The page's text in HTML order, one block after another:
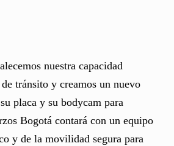
nuestra capacidad
tránsito y creamos un nuevo
placa y su bodycam para
Bogotá contará con un equipo
y de la movilidad segura para